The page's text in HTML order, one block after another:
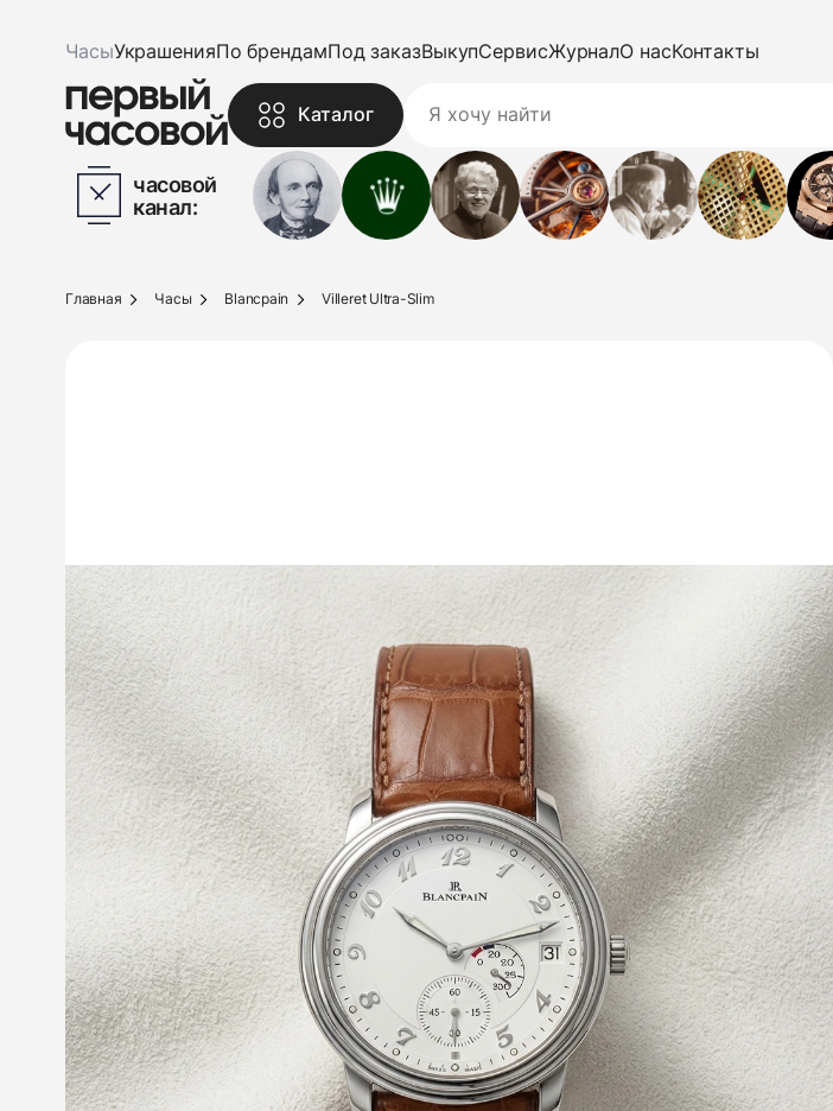
ЧасыУкрашенияПо брендамПод заказВыкупСервисЖурналО насКонтакты
Каталог
часовой
канал:
Главная Часы Blancpain Villeret Ultra-Slim